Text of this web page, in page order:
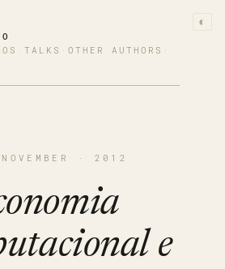
◐
· TALKS · OTHER AUTHORS ·
· 2012
e